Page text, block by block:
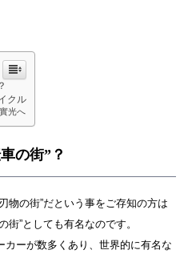
クル
光へ
の街”？
物の街”だという事をご存知の方は
街”としても有名なのです。
ーが数多くあり、世界的に有名な